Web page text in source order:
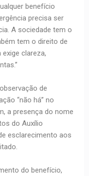
benefício
precisa ser
A sociedade tem o
tem o direito de
clareza,
de
“não há” no
a presença do nome
do Auxílio
esclarecimento aos
do benefício,